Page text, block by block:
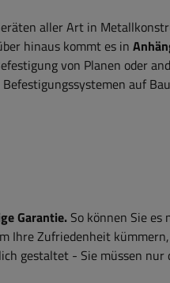
aller Art in
hinaus kommt es in
von Planen oder
auf
Garantie. So können Sie es
Ihre Zufriedenheit
gestaltet - Sie müssen nur